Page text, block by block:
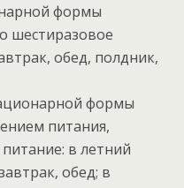
формы
шестиразовое
обед, полдник,
формы
питания,
в летний
обед; в